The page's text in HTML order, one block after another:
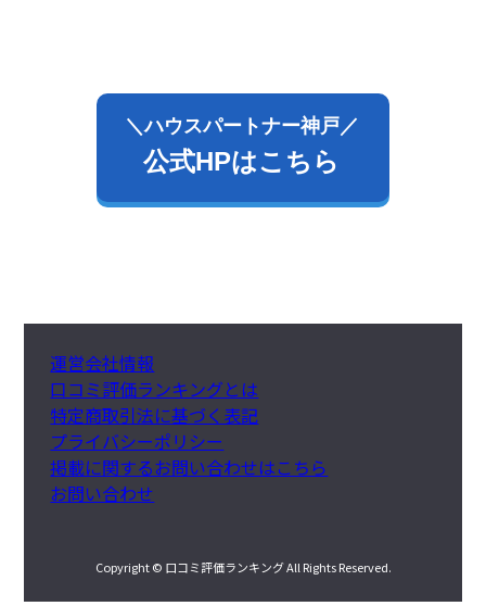
＼ハウスパートナー神戸／
公式HPはこちら
運営会社情報
口コミ評価ランキングとは
特定商取引法に基づく表記
プライバシーポリシー
掲載に関するお問い合わせはこちら
お問い合わせ
Copyright © 口コミ評価ランキング All Rights Reserved.